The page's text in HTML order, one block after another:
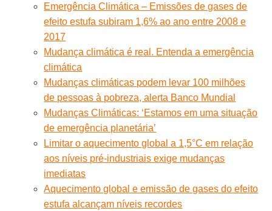
Emergência Climática – Emissões de gases de
efeito estufa subiram 1,6% ao ano entre 2008 e
2017
Mudança climática é real. Entenda a emergência
climática
Mudanças climáticas podem levar 100 milhões
de pessoas à pobreza, alerta Banco Mundial
Mudanças Climáticas: ‘Estamos em uma situação
de emergência planetária’
Limitar o aquecimento global a 1,5°C em relação
aos níveis pré-industriais exige mudanças
imediatas
Aquecimento global e emissão de gases do efeito
estufa alcançam níveis recordes